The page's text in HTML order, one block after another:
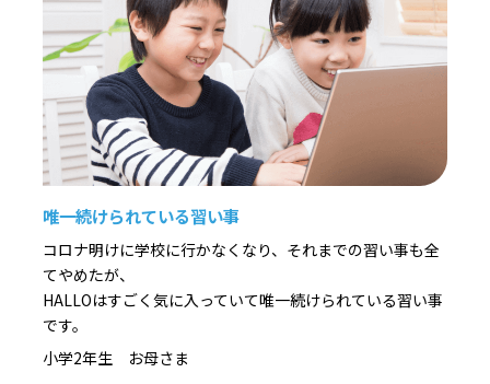
唯一続けられている習い事
コロナ明けに学校に行かなくなり、それまでの習い事も全
てやめたが、
HALLOはすごく気に入っていて唯一続けられている習い事
です。
小学2年生 お母さま